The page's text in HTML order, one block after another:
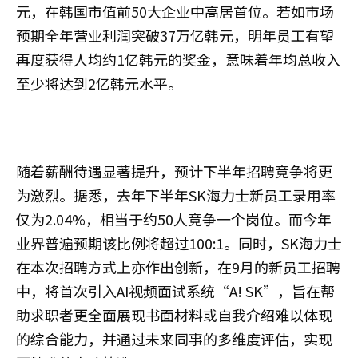
元，在韩国市值前50大企业中高居首位。若如市场
预期全年营业利润突破37万亿韩元，明年员工有望
再度获得人均约1亿韩元的奖金，意味着年均总收入
至少将达到2亿韩元水平。
随着薪酬待遇显著提升，预计下半年招聘竞争将更
为激烈。据悉，去年下半年SK海力士新员工录用率
仅为2.04%，相当于约50人竞争一个岗位。而今年
业界普遍预期该比例将超过100:1。同时，SK海力士
在本次招聘方式上亦作出创新，在9月的新员工招聘
中，将首次引入AI视频面试系统“A! SK”，旨在帮
助求职者更全面展现书面材料或自我介绍难以体现
的综合能力，并通过未来同事的多维度评估，实现